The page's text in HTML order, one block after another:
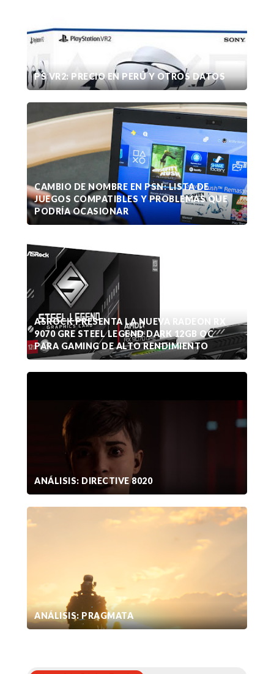
PS VR2: PRECIO EN PERÚ Y OTROS DATOS
CAMBIO DE NOMBRE EN PSN: LISTA DE
JUEGOS COMPATIBLES Y PROBLEMAS QUE
PODRÍA OCASIONAR
ASROCK PRESENTA LA NUEVA RADEON RX
9070 GRE STEEL LEGEND DARK 12GB OC
PARA GAMING DE ALTO RENDIMIENTO
ANÁLISIS: DIRECTIVE 8020
ANÁLISIS: PRAGMATA